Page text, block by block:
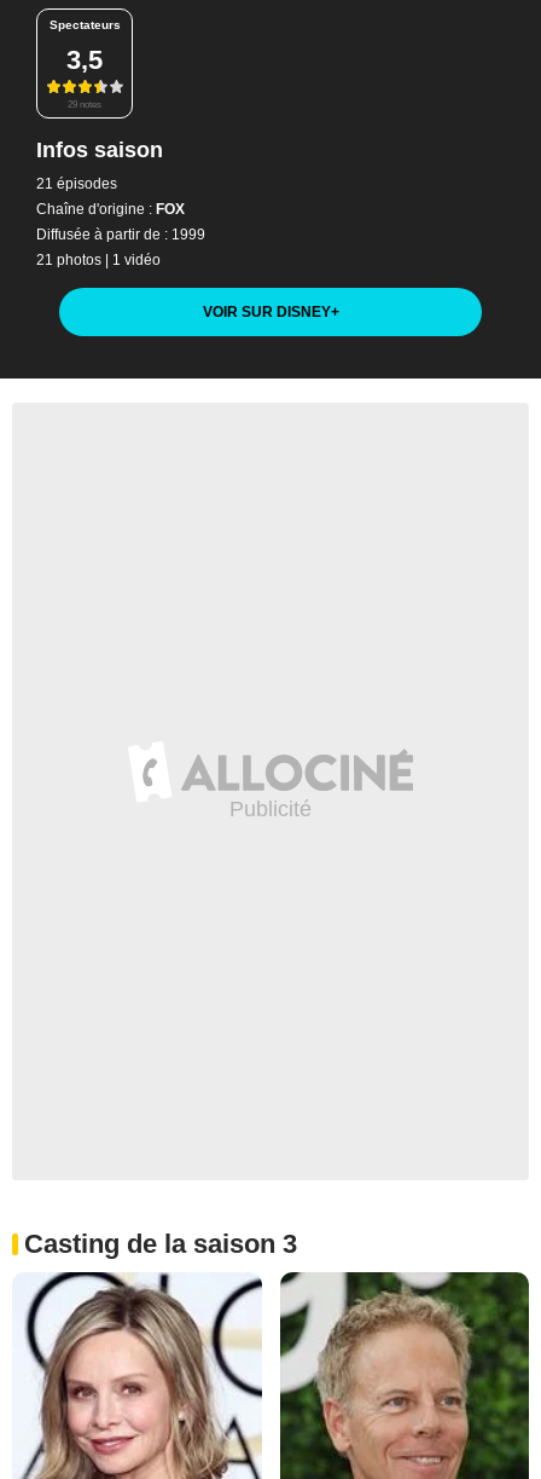
Spectateurs
3,5
29 notes
Infos saison
21 épisodes
Chaîne d'origine : FOX
Diffusée à partir de : 1999
21 photos | 1 vidéo
VOIR SUR DISNEY+
Casting de la saison 3